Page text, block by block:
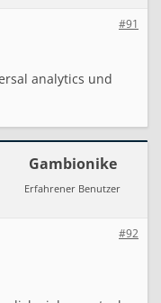
#91
analytics und
Gambionike
Erfahrener Benutzer
#92